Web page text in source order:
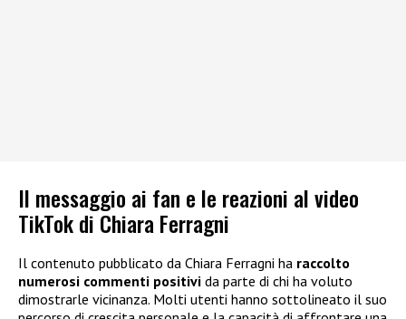
Il messaggio ai fan e le reazioni al video
TikTok di Chiara Ferragni
Il contenuto pubblicato da Chiara Ferragni ha raccolto
numerosi commenti positivi da parte di chi ha voluto
dimostrarle vicinanza. Molti utenti hanno sottolineato il suo